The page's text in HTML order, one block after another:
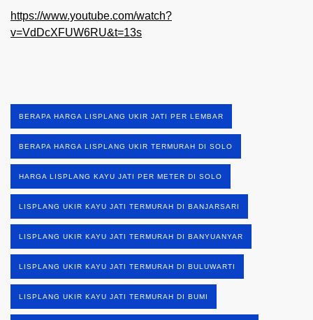
https://www.youtube.com/watch?
v=VdDcXFUW6RU&t=13s
BERAPA HARGA LISPLANG UKIR JATI PER LEMBAR
BERAPA HARGA LISPLANG UKIR TERMURAH DI SOLO
HARGA LISPLANG KAYU JATI PER METER DI SOLO
LISPLANG UKIR KAYU JATI TERMURAH DI BANJARSARI
LISPLANG UKIR KAYU JATI TERMURAH DI BANYUANYAR
LISPLANG UKIR KAYU JATI TERMURAH DI BULUWARTI
LISPLANG UKIR KAYU JATI TERMURAH DI BUMI